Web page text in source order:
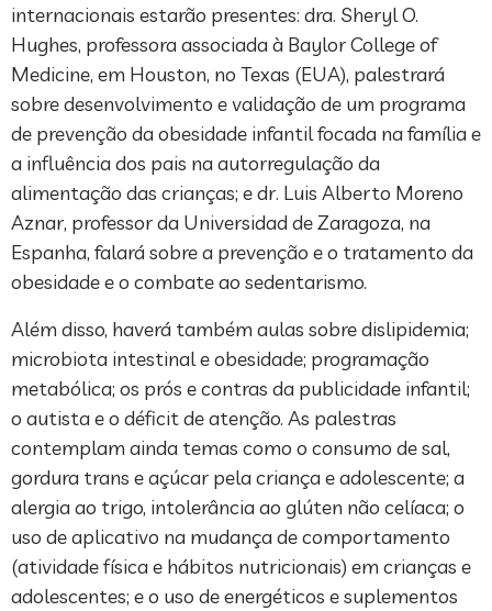
internacionais estarão presentes: dra. Sheryl O.
Hughes, professora associada à Baylor College of
Medicine, em Houston, no Texas (EUA), palestrará
sobre desenvolvimento e validação de um programa
de prevenção da obesidade infantil focada na família e
a influência dos pais na autorregulação da
alimentação das crianças; e dr. Luis Alberto Moreno
Aznar, professor da Universidad de Zaragoza, na
Espanha, falará sobre a prevenção e o tratamento da
obesidade e o combate ao sedentarismo.
Além disso, haverá também aulas sobre dislipidemia;
microbiota intestinal e obesidade; programação
metabólica; os prós e contras da publicidade infantil;
o autista e o déficit de atenção. As palestras
contemplam ainda temas como o consumo de sal,
gordura trans e açúcar pela criança e adolescente; a
alergia ao trigo, intolerância ao glúten não celíaca; o
uso de aplicativo na mudança de comportamento
(atividade física e hábitos nutricionais) em crianças e
adolescentes; e o uso de energéticos e suplementos